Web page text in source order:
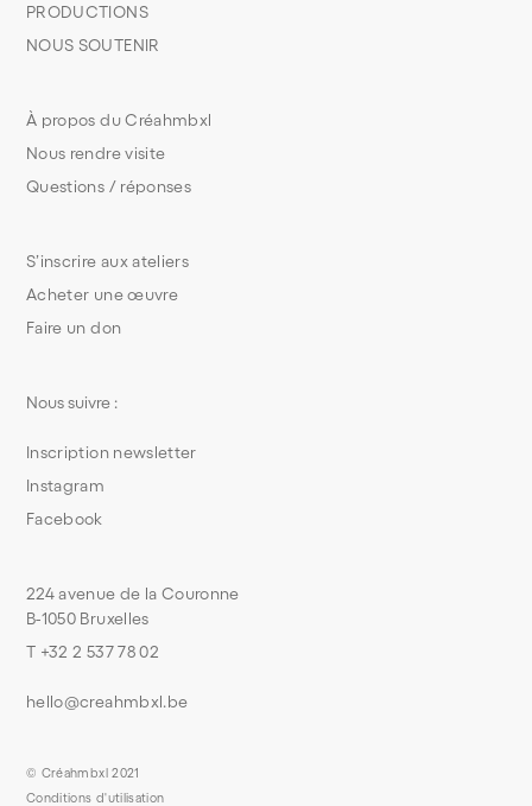
S’inscrire aux ateliers
Acheter une œuvre
Faire un don
À propos du Créahmbxl
Nous rendre visite
Questions / réponses
PRODUCTIONS
NOUS SOUTENIR
224 avenue de la Couronne
B-1050 Bruxelles
T +32 2 537 78 02
hello@creahmbxl.be
Nous suivre :
Inscription newsletter
Instagram
Facebook
© Créahmbxl 2021
Conditions d'utilisation